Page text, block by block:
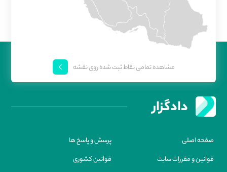
مشاهده تمامی نقاط ثبت شده روی نقشه
دادگزار
صفحه اصلی
پرسش و پاسخ ها
قوانین و مقررات سایت
قوانین کشوری